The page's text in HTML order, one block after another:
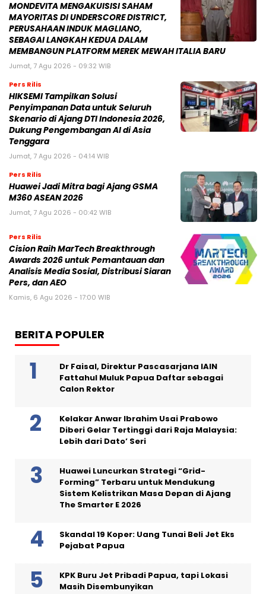
MONDEVITA MENGAKUISISI SAHAM
MAYORITAS DI UNDERSCORE DISTRICT,
PERUSAHAAN INDUK MAGLIANO,
SEBAGAI LANGKAH KEDUA DALAM
MEMBANGUN PLATFORM MEREK MEWAH ITALIA BARU
Jumat, 7 Agu 2026 - 09:32 WIB
Pers Rilis
HIKSEMI Tampilkan Solusi
Penyimpanan Data untuk Seluruh
Skenario di Ajang DTI Indonesia 2026,
Dukung Pengembangan AI di Asia
Tenggara
Jumat, 7 Agu 2026 - 04:14 WIB
Pers Rilis
Huawei Jadi Mitra bagi Ajang GSMA
M360 ASEAN 2026
Jumat, 7 Agu 2026 - 00:42 WIB
Pers Rilis
Cision Raih MarTech Breakthrough
Awards 2026 untuk Pemantauan dan
Analisis Media Sosial, Distribusi Siaran
Pers, dan AEO
Kamis, 6 Agu 2026 - 17:00 WIB
BERITA POPULER
Dr Faisal, Direktur Pascasarjana IAIN
Fattahul Muluk Papua Daftar sebagai
Calon Rektor
Kelakar Anwar Ibrahim Usai Prabowo
Diberi Gelar Tertinggi dari Raja Malaysia:
Lebih dari Dato’ Seri
Huawei Luncurkan Strategi “Grid-
Forming” Terbaru untuk Mendukung
Sistem Kelistrikan Masa Depan di Ajang
The Smarter E 2026
Skandal 19 Koper: Uang Tunai Beli Jet Eks
Pejabat Papua
KPK Buru Jet Pribadi Papua, tapi Lokasi
Masih Disembunyikan